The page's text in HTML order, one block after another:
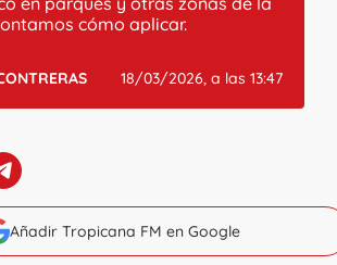
cómo aplicar.
18/03/2026, a las 13:47
en Telegram
Añadir Tropicana FM en Google